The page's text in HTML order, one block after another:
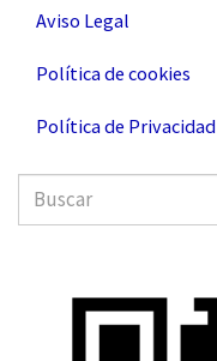
Aviso Legal
Política de cookies
Política de Privacidad